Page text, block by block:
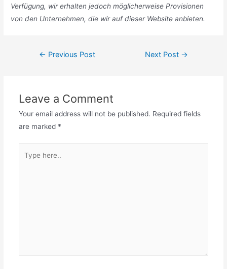
Verfügung, wir erhalten jedoch möglicherweise Provisionen
von den Unternehmen, die wir auf dieser Website anbieten.
Post← Previous Post Next Post →
Leave a Comment
Your email address will not be published. Required fields
are marked *
here..